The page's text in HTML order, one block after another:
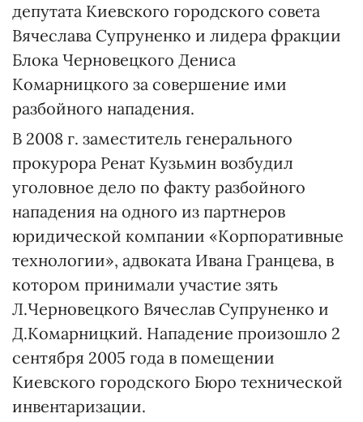
депутата Киевского городского совета
Вячеслава Супруненко и лидера фракции
Блока Черновецкого Дениса
Комарницкого за совершение ими
разбойного нападения.
В 2008 г. заместитель генерального
прокурора Ренат Кузьмин возбудил
уголовное дело по факту разбойного
нападения на одного из партнеров
юридической компании «Корпоративные
технологии», адвоката Ивана Гранцева, в
котором принимали участие зять
Л.Черновецкого Вячеслав Супруненко и
Д.Комарницкий. Нападение произошло 2
сентября 2005 года в помещении
Киевского городского Бюро технической
инвентаризации.